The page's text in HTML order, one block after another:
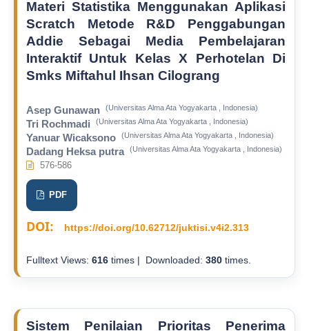
Materi Statistika Menggunakan Aplikasi
Scratch Metode R&D Penggabungan
Addie Sebagai Media Pembelajaran
Interaktif Untuk Kelas X Perhotelan Di
Smks Miftahul Ihsan Cilograng
Asep Gunawan (Universitas Alma Ata Yogyakarta , Indonesia)
Tri Rochmadi (Universitas Alma Ata Yogyakarta , Indonesia)
Yanuar Wicaksono (Universitas Alma Ata Yogyakarta , Indonesia)
Dadang Heksa putra (Universitas Alma Ata Yogyakarta , Indonesia)
576-586
PDF
DOI: https://doi.org/10.62712/juktisi.v4i2.313
Fulltext Views: 616times | Downloaded: 380times.
Sistem Penilaian Prioritas Penerima